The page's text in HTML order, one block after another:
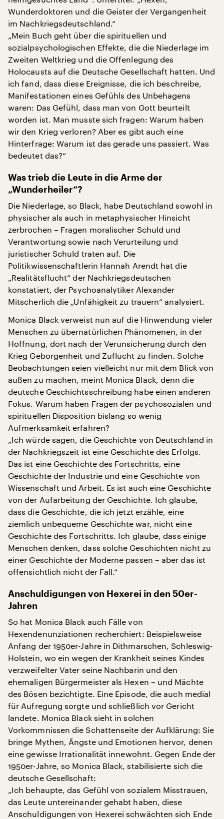
Wunderdoktoren und die Geister der Vergangenheit
im Nachkriegsdeutschland.“
„Mein Buch geht über die spirituellen und
sozialpsychologischen Effekte, die die Niederlage im
Zweiten Weltkrieg und die Offenlegung des
Holocausts auf die Deutsche Gesellschaft hatten. Und
ich fand, dass diese Ereignisse, die ich beschreibe,
Manifestationen eines Gefühls des Unbehagens
waren: Das Gefühl, dass man von Gott beurteilt
worden ist. Man musste sich fragen: Warum haben
wir den Krieg verloren? Aber es gibt auch eine
Hinterfrage: Warum ist das gerade uns passiert. Was
bedeutet das?“
Was trieb die Leute in die Arme der
„Wunderheiler“?
Die Niederlage, so Black, habe Deutschland sowohl in
physischer als auch in metaphysischer Hinsicht
zerbrochen – Fragen moralischer Schuld und
Verantwortung sowie nach Verurteilung und
juristischer Schuld traten auf. Die
Politikwissenschaftlerin Hannah Arendt hat die
„Realitätsflucht“ der Nachkriegsdeutschen
konstatiert, der Psychoanalytiker Alexander
Mitscherlich die „Unfähigkeit zu trauern“ analysiert.
Monica Black verweist nun auf die Hinwendung vieler
Menschen zu übernatürlichen Phänomenen, in der
Hoffnung, dort nach der Verunsicherung durch den
Krieg Geborgenheit und Zuflucht zu finden. Solche
Beobachtungen seien vielleicht nur mit dem Blick von
außen zu machen, meint Monica Black, denn die
deutsche Geschichtsschreibung habe einen anderen
Fokus. Warum haben Fragen der psychosozialen und
spirituellen Disposition bislang so wenig
Aufmerksamkeit erfahren?
„Ich würde sagen, die Geschichte von Deutschland in
der Nachkriegszeit ist eine Geschichte des Erfolgs.
Das ist eine Geschichte des Fortschritts, eine
Geschichte der Industrie und eine Geschichte von
Wissenschaft und Arbeit. Es ist auch eine Geschichte
von der Aufarbeitung der Geschichte. Ich glaube,
dass die Geschichte, die ich jetzt erzähle, eine
ziemlich unbequeme Geschichte war, nicht eine
Geschichte des Fortschritts. Ich glaube, dass einige
Menschen denken, dass solche Geschichten nicht zu
einer Geschichte der Moderne passen – aber das ist
offensichtlich nicht der Fall.“
Anschuldigungen von Hexerei in den 50er-
Jahren
So hat Monica Black auch Fälle von
Hexendenunziationen recherchiert: Beispielsweise
Anfang der 1950er-Jahre in Dithmarschen, Schleswig-
Holstein, wo ein wegen der Krankheit seines Kindes
verzweifelter Vater seine Nachbarin und den
ehemaligen Bürgermeister als Hexen – und Mächte
des Bösen bezichtigte. Eine Episode, die auch medial
für Aufregung sorgte und schließlich vor Gericht
landete. Monica Black sieht in solchen
Vorkommnissen die Schattenseite der Aufklärung: Sie
bringe Mythen, Ängste und Emotionen hervor, denen
eine gewisse Irrationalität innewohnt. Gegen Ende der
1950er-Jahre, so Monica Black, stabilisierte sich die
deutsche Gesellschaft:
„Ich behaupte, das Gefühl von sozialem Misstrauen,
das Leute untereinander gehabt haben, diese
Anschuldigungen von Hexerei schwächten sich Ende